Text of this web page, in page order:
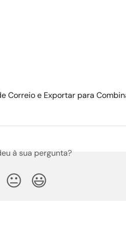
Correio e Exportar para
à sua pergunta?
😐 😃